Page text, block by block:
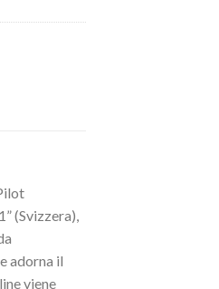
(Svizzera),
adorna il
viene